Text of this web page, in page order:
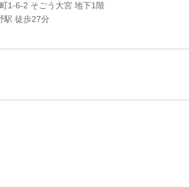
1-6-2 そごう大宮 地下1階
駅 徒歩27分